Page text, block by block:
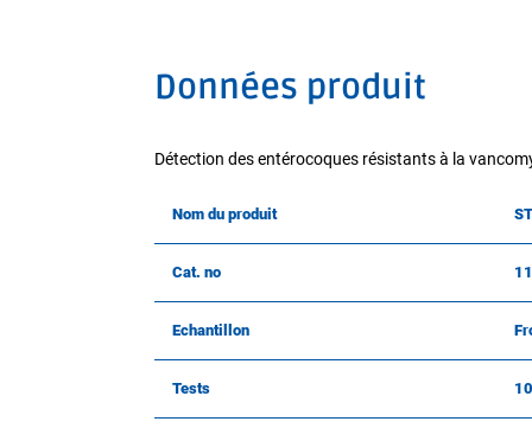
Données produit
Détection des entérocoques résistants à la
Nom du produit
Cat. no
Echantillon
Tests 10